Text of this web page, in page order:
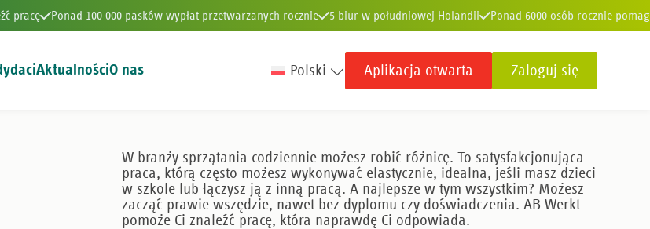
pracę Ponad 100 000 pasków wypłat przetwarzanych rocznie 5 biur w południowej Holandii Ponad 6000 osób rocznie
AktualnościO nas Polski Aplikacja otwarta Zaloguj się
W branży sprzątania codziennie możesz robić różnicę. To satysfakcjonująca
praca, którą często możesz wykonywać elastycznie, idealna, jeśli masz dzieci
w szkole lub łączysz ją z inną pracą. A najlepsze w tym wszystkim? Możesz
zacząć prawie wszędzie, nawet bez dyplomu czy doświadczenia. AB Werkt
pomoże Ci znaleźć pracę, która naprawdę Ci odpowiada.